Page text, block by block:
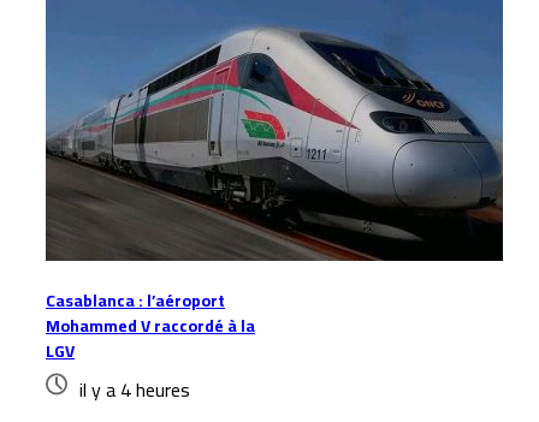
Casablanca : l’aéroport
Mohammed V raccordé à la
LGV
il y a 4 heures